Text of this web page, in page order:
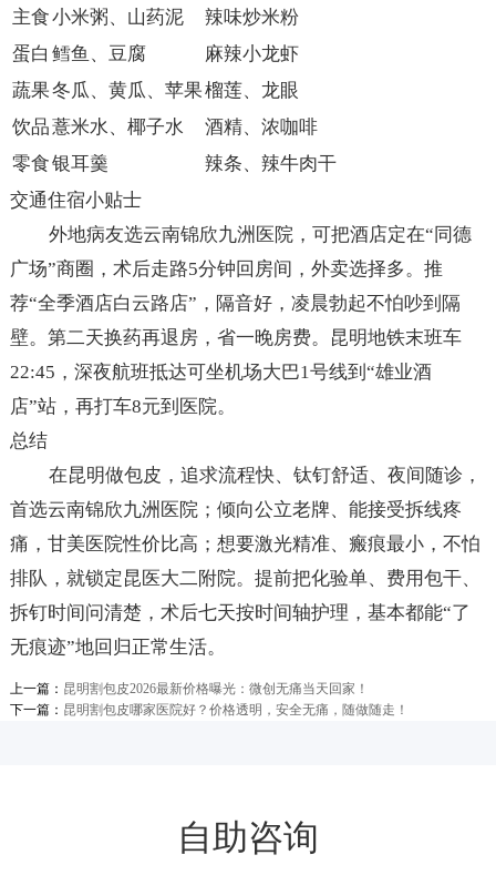
主食小米粥、山药泥
辣味炒米粉
蛋白 鳕鱼、豆腐
麻辣小龙虾
蔬果冬瓜、黄瓜、苹果榴莲、龙眼
饮品薏米水、椰子水
酒精、浓咖啡
零食银耳羹
辣条、辣牛肉干
交通住宿小贴士
外地病友选云南锦欣九洲医院，可把酒店定在“同德
广场”商圈，术后走路5分钟回房间，外卖选择多。推
荐“全季酒店白云路店”，隔音好，凌晨勃起不怕吵到隔
壁。第二天换药再退房，省一晚房费。昆明地铁末班车
22:45，深夜航班抵达可坐机场大巴1号线到“雄业酒
店”站，再打车8元到医院。
总结
在昆明做包皮，追求流程快、钛钉舒适、夜间随诊，
首选云南锦欣九洲医院；倾向公立老牌、能接受拆线疼
痛，甘美医院性价比高；想要激光精准、瘢痕最小，不怕
排队，就锁定昆医大二附院。提前把化验单、费用包干、
拆钉时间问清楚，术后七天按时间轴护理，基本都能“了
无痕迹”地回归正常生活。
上一篇： 昆明割包皮2026最新价格曝光：微创无痛当天回家！
下一篇： 昆明割包皮哪家医院好？价格透明，安全无痛，随做随走！
自助咨询